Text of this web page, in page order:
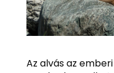
Az alvás az